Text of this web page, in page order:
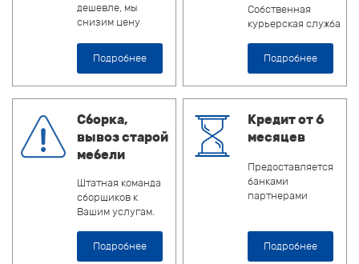
дешевле, мы
снизим цену
Подробнее
Собственная
курьерская служба
Подробнее
Сборка,
вывоз старой
мебели
Штатная команда
сборщиков к
Вашим услугам.
Подробнее
Кредит от 6
месяцев
Предоставляется
банками
партнерами
Подробнее